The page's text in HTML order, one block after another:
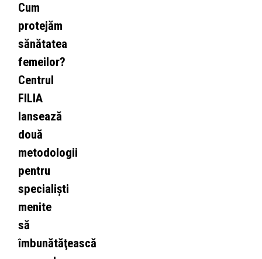
Cum
protejăm
sănătatea
femeilor?
Centrul
FILIA
lansează
două
metodologii
pentru
specialişti
menite
să
îmbunătăţească